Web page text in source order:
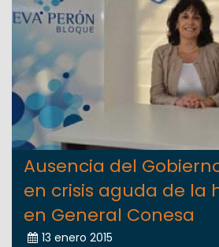
Ausencia del
en crisis aguda de la
en General Conesa
13 enero 2015